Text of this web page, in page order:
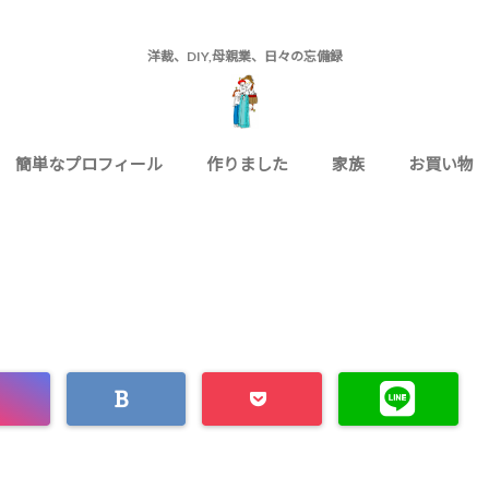
洋裁、DIY,母親業、日々の忘備録
簡単なプロフィール 作りました 家族 お買い物